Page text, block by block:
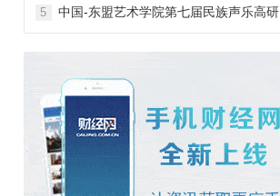
5
中国-东盟艺术学院第七届民族声乐高研